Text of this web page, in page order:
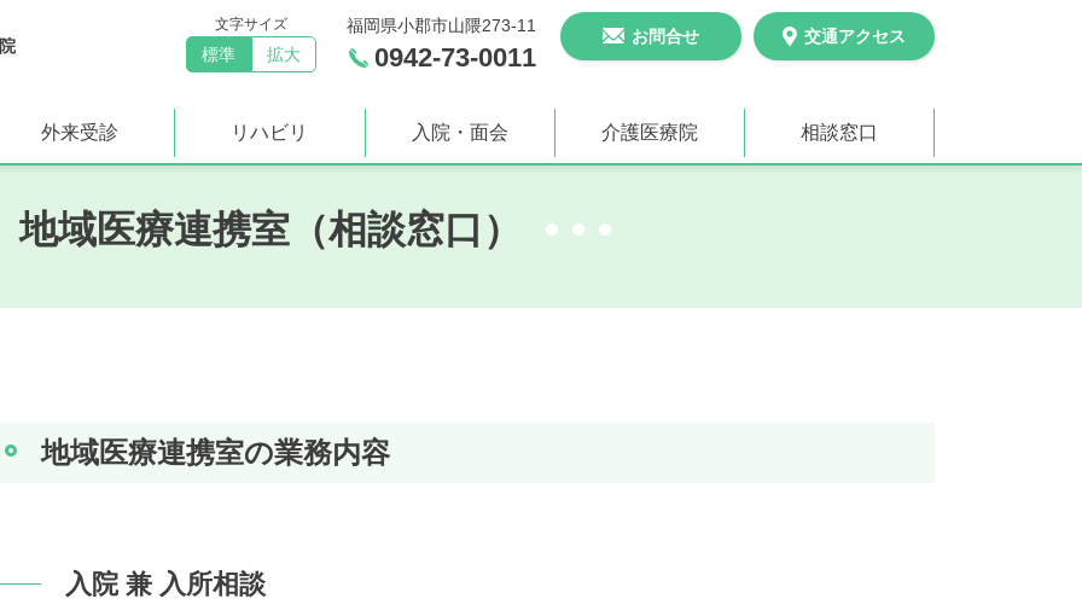
文字サイズ
標準 拡大
福岡県小郡市山隈273-11
0942-73-0011
お問合せ 交通アクセス
外来受診 リハビリ 入院・面会 介護医療院 相談窓口
地域医療連携室（相談窓口）
地域医療連携室の業務内容
入院 兼 入所相談